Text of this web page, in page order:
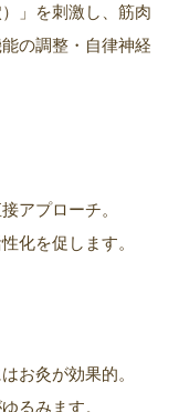
」を刺激し、筋肉
の調整・自律神経
アプローチ。
化を促します。
お灸が効果的。
るみます。